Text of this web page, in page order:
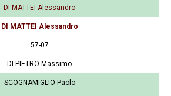
DI MATTEI Alessandro
DI MATTEI Alessandro
57-07
DI PIETRO Massimo
SCOGNAMIGLIO Paolo